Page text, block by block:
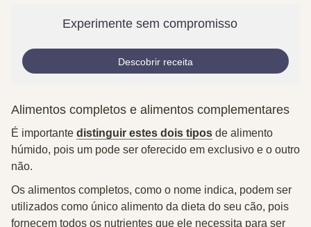
Experimente sem compromisso
Descobrir receita
Alimentos completos e alimentos complementares
É importante distinguir estes dois tipos de alimento
húmido, pois um pode ser oferecido em exclusivo e o outro
não.
Os alimentos completos, como o nome indica, podem ser
utilizados como único alimento da dieta do seu cão, pois
fornecem todos os nutrientes que ele necessita para ser